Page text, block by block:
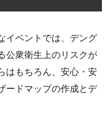
イベントでは、デング
公衆衛生上のリスクが
はもちろん、安心・安
ードマップの作成とデ